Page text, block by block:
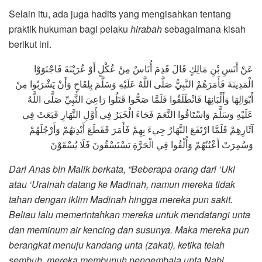
Selain itu, ada juga hadits yang mengisahkan tentang
praktik hukuman bagi pelaku hirabahsebagaimana kisah
berikut ini.
عَنْ أَنَسِ بْنِ مَالِكٍ قَالَ قَدِمَ أُنَاسٌ مِنْ عُكْلٍ أَوْ عُرَيْنَةَ فَاجْتَوَوْا
الْمَدِينَةَ فَأَمَرَهُمْ النَّبِيُّ صَلَّى اللَّهُ عَلَيْهِ وَسَلَّمَ بِلِقَاحٍ وَأَنْ يَشْرَبُوا مِنْ
أَبْوَالِهَا وَأَلْبَانِهَا فَانْطَلَقُوا فَلَمَّا صَحُّوا قَتَلُوا رَاعِيَ النَّبِيِّ صَلَّى اللَّهُ
عَلَيْهِ وَسَلَّمَ وَاسْتَاقُوا النَّعَمَ فَجَاءَ الْخَبَرُ فِي أَوَّلِ النَّهَارِ فَبَعَثَ فِي
آثَارِهِمْ فَلَمَّا ارْتَفَعَ النَّهَارُ جِيءَ بِهِمْ فَأَمَرَ فَقَطَعَ أَيْدِيَهُمْ وَأَرْجُلَهُمْ
وَسُمِرَتْ أَعْيُنُهُمْ وَأُلْقُوا فِي الْحَرَّةِ يَسْتَسْقُونَ فَلَا يُسْقَوْنَ
Dari Anas bin Malik berkata, “Beberapa orang dari ‘Ukl
atau ‘Urainah datang ke Madinah, namun mereka tidak
tahan dengan iklim Madinah hingga mereka pun sakit.
Beliau lalu memerintahkan mereka untuk mendatangi unta
dan meminum air kencing dan susunya. Maka mereka pun
berangkat menuju kandang unta (zakat), ketika telah